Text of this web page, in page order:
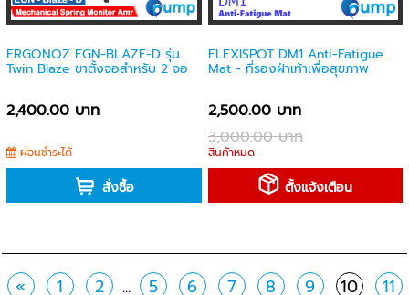
ERGONOZ EGN-BLAZE-D รุ่น
Twin Blaze ขาตั้งจอสำหรับ 2 จอ
2,400.00 บาท
ผ่อนชำระได้
สั่งซื้อ
FLEXISPOT DM1 Anti-Fatigue
Mat - ที่รองฝ่าเท้าเพื่อสุขภาพ
2,500.00 บาท
3,000.00 บาท
สินค้าหมด
ตั้งแจ้งเตือน
« 1 2 ... 5 6 7 8 9 10 11